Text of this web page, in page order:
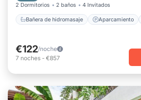
2 Dormitorios 2 baños 4 Invitados
Bañera de hidromasaje Aparcamiento
€122/noche
7 noches - €857